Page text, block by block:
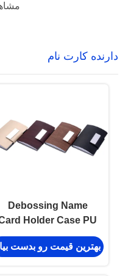
دارنده کارت نام
Debossing Name
Holder Case PU
چرمی کیف کارت چاپ
دیجیتال
بهترین قیمت رو بدست